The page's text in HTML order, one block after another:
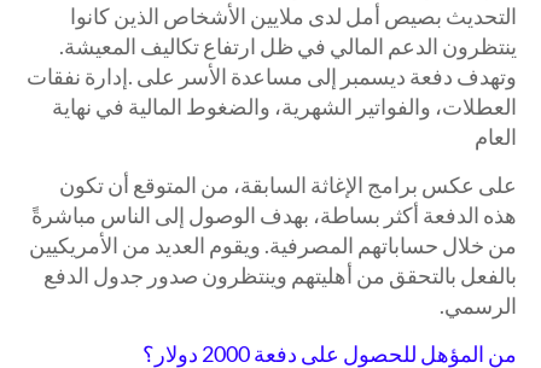
التحديث بصيص أمل لدى ملايين الأشخاص الذين كانوا
ينتظرون الدعم المالي في ظل ارتفاع تكاليف المعيشة.
وتهدف دفعة ديسمبر إلى مساعدة الأسر على .إدارة نفقات
العطلات، والفواتير الشهرية، والضغوط المالية في نهاية
العام
على عكس برامج الإغاثة السابقة، من المتوقع أن تكون
هذه الدفعة أكثر بساطة، بهدف الوصول إلى الناس مباشرةً
من خلال حساباتهم المصرفية. ويقوم العديد من الأمريكيين
بالفعل بالتحقق من أهليتهم وينتظرون صدور جدول الدفع
الرسمي.
من المؤهل للحصول على دفعة 2000 دولار؟